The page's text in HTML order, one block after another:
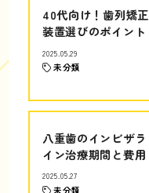
40代向け！歯列矯正
装置選びのポイント
2025.05.29
未分類
八重歯のインビザラ
イン治療期間と費用
2025.05.27
未分類